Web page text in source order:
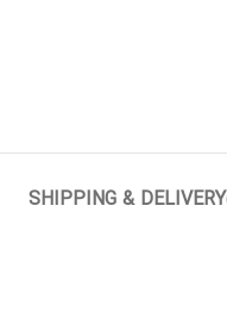
SHIPPING & DELIVERY